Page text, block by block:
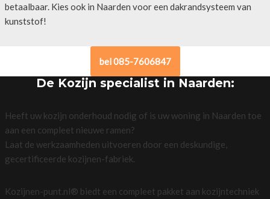
betaalbaar. Kies ook in Naarden voor een dakrandsysteem van
kunststof!
bel 085-7606847
De Kozijn specialist in Naarden:
Heeft uw kozijn onderhoud nodig of is uw woning in Naarden toe
aan een compleet nieuwe ramen?
Laat de werkzaamheden uitvoeren door een deskundige,
gecertificeerde kozijnen-fabriek.
Kozijnen-punt.nl® biedt een compleet pakket aan kozijntechniek